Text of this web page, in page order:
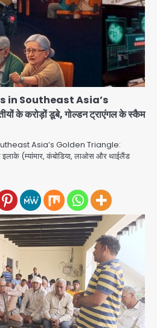
in Southeast Asia’s
के करोड़ों डूबे, गोल्डन ट्राएंगल के स्कैम
Asia’s Golden Triangle:
इलाके (म्यांमार, कंबोडिया, लाओस और थाईलैंड